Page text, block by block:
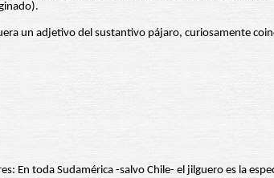
un adjetivo del sustantivo pájaro, curiosamente
En toda Sudamérica -salvo Chile- el jilguero es la